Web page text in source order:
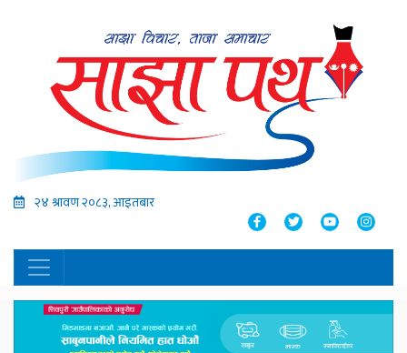
२४ श्रावण २०८३, आइतबार